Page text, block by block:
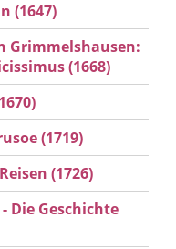
(1647)
Grimmelshausen:
(1668)
(1719)
(1726)
Die Geschichte